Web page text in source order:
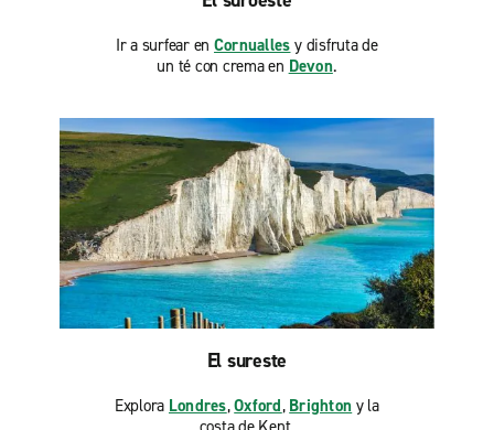
Ir a surfear en Cornualles y disfruta de
un té con crema en Devon.
El sureste
Explora Londres,Oxford, Brighton y la